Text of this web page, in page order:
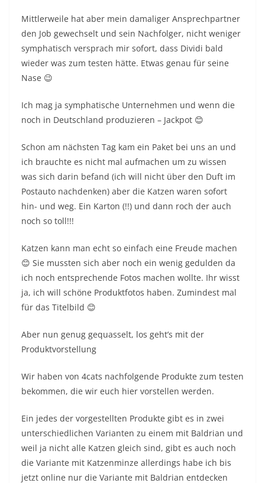
Mittlerweile hat aber mein damaliger Ansprechpartner
den Job gewechselt und sein Nachfolger, nicht weniger
symphatisch versprach mir sofort, dass Dividi bald
wieder was zum testen hätte. Etwas genau für seine
Nase 😉
Ich mag ja symphatische Unternehmen und wenn die
noch in Deutschland produzieren – Jackpot 😊
Schon am nächsten Tag kam ein Paket bei uns an und
ich brauchte es nicht mal aufmachen um zu wissen
was sich darin befand (ich will nicht über den Duft im
Postauto nachdenken) aber die Katzen waren sofort
hin- und weg. Ein Karton (!!) und dann roch der auch
noch so toll!!!
Katzen kann man echt so einfach eine Freude machen
😊 Sie mussten sich aber noch ein wenig gedulden da
ich noch entsprechende Fotos machen wollte. Ihr wisst
ja, ich will schöne Produktfotos haben. Zumindest mal
für das Titelbild 😊
Aber nun genug gequasselt, los geht’s mit der
Produktvorstellung
Wir haben von 4cats nachfolgende Produkte zum testen
bekommen, die wir euch hier vorstellen werden.
Ein jedes der vorgestellten Produkte gibt es in zwei
unterschiedlichen Varianten zu einem mit Baldrian und
weil ja nicht alle Katzen gleich sind, gibt es auch noch
die Variante mit Katzenminze allerdings habe ich bis
jetzt online nur die Variante mit Baldrian entdecken